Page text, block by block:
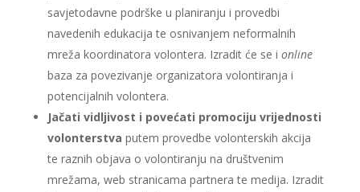
savjetodavne podrške u planiranju i provedbi
navedenih edukacija te osnivanjem neformalnih
mreža koordinatora volontera. Izradit će se i online
baza za povezivanje organizatora volontiranja i
potencijalnih volontera.
Jačati vidljivost i povećati promociju vrijednosti
volonterstva putem provedbe volonterskih akcija
te raznih objava o volontiranju na društvenim
mrežama, web stranicama partnera te medija. Izradit